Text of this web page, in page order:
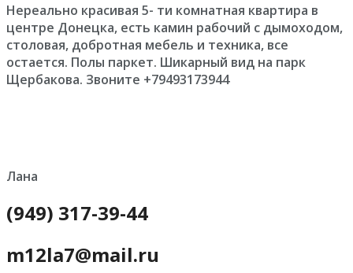
Нереально красивая 5- ти комнатная квартира в
центре Донецка, есть камин рабочий с дымоходом,
столовая, добротная мебель и техника, все
остается. Полы паркет. Шикарный вид на парк
Щербакова. Звоните +79493173944
Лана
(949) 317-39-44
m12la7@mail.ru